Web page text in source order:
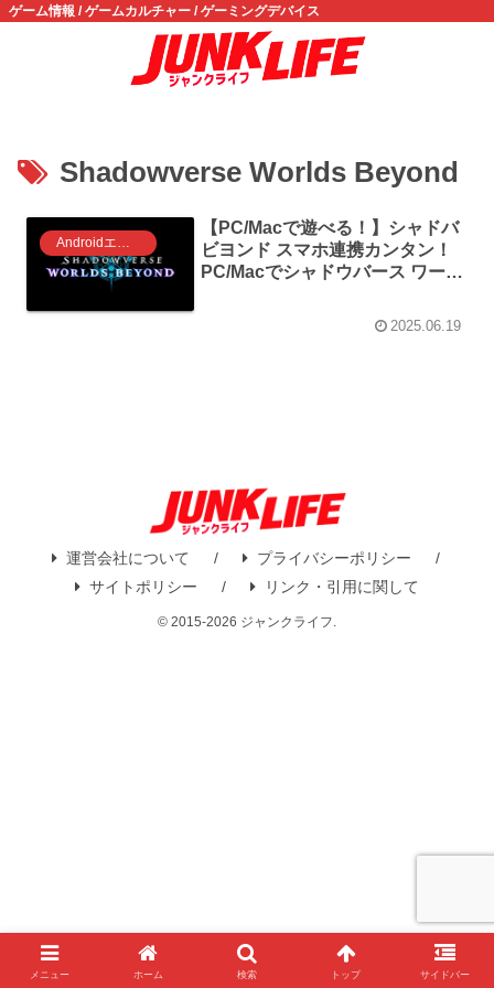
ゲーム情報 / ゲームカルチャー / ゲーミングデバイス
Shadowverse Worlds Beyond
Androidエミュレータ ゲーム
【PC/Macで遊べる！】シャドバ
ビヨンド スマホ連携カンタン！
PC/Macでシャドウバース ワール
2025.06.19
運営会社について
プライバシーポリシー
サイトポリシー
リンク・引用に関して
© 2015-2026 ジャンクライフ.
メニュー ホーム 検索 トップ サイドバー